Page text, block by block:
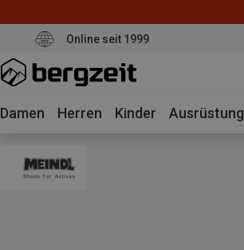
Online seit 1999
Damen Herren Kinder Ausrüstung